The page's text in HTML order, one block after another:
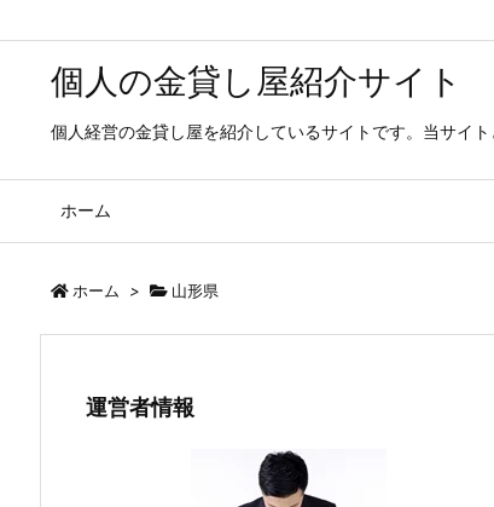
個人の金貸し屋紹介サイト
個人経営の金貸し屋を紹介しているサイトです。当サイ
ホーム
ホーム > 山形県
運営者情報